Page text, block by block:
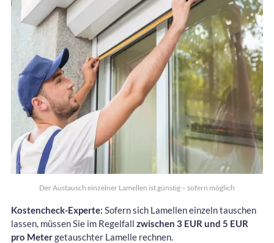
Der Austausch einzelner Lamellen ist günstig – sofern möglich
Kostencheck-Experte: Sofern sich Lamellen einzeln tauschen
lassen, müssen Sie im Regelfall zwischen 3 EUR und 5 EUR
pro Metergetauschter Lamelle rechnen.